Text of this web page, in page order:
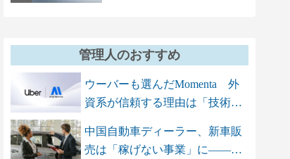
管理人のおすすめ
ウーバーも選んだMomenta 外
資系が信頼する理由は「技術
中国自動車ディーラー、新車販
売は「稼げない事業」に――ア